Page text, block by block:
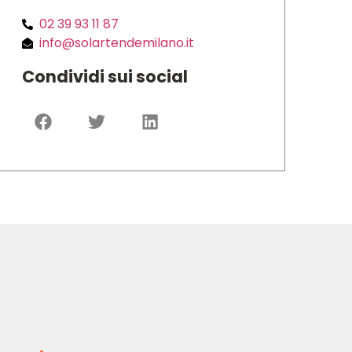
02 39 93 11 87
info@solartendemilano.it
Condividi sui social